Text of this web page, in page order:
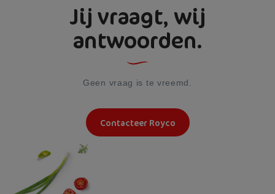
Jij vraagt, wij
antwoorden.
Geen vraag is te vreemd.
Contacteer Royco